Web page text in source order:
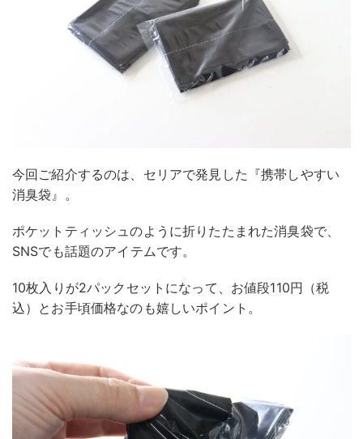
今回ご紹介するのは、セリアで発見した『携帯しやすい
消臭袋』。
ポケットティッシュのように折りたたまれた消臭袋で、
SNSでも話題のアイテムです。
10枚入りが2パックセットになって、お値段110円（税
込）とお手頃価格なのも嬉しいポイント。